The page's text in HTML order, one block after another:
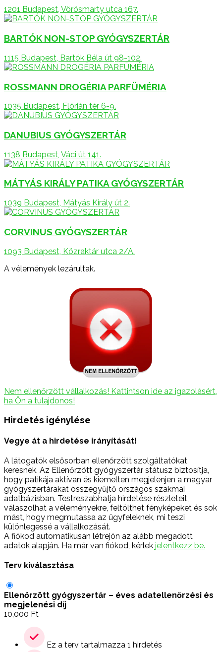
1201 Budapest, Vörösmarty utca 167.
BARTÓK NON-STOP GYÓGYSZERTÁR
1115 Budapest, Bartók Béla út 98-102.
ROSSMANN DROGÉRIA PARFÜMÉRIA
1035 Budapest, Flórián tér 6-9.
DANUBIUS GYÓGYSZERTÁR
1138 Budapest, Váci út 141.
MÁTYÁS KIRÁLY PATIKA GYÓGYSZERTÁR
1039 Budapest, Mátyás Király út 2.
CORVINUS GYÓGYSZERTÁR
1093 Budapest, Közraktár utca 2/A.
A vélemények lezárultak.
Nem ellenőrzött vállalkozás! Kattintson ide az igazolásért,
ha Ön a tulajdonos!
Hirdetés igénylése
Vegye át a hirdetése irányítását!
A látogatók elsősorban ellenőrzött szolgáltatókat
keresnek. Az Ellenőrzött gyógyszertár státusz biztosítja,
hogy patikája aktívan és kiemelten megjelenjen a magyar
gyógyszertárakat összegyűjtő országos szakmai
adatbázisban. Testreszabhatja hirdetése részleteit,
válaszolhat a véleményekre, feltölthet fényképeket és sok
mást, hogy megmutassa az ügyfeleknek, mi teszi
különlegessé a vállalkozását.
A fiókod automatikusan létrejön az alább megadott
adatok alapján. Ha már van fiókod, kérlek jelentkezz be.
Terv kiválasztása
Ellenőrzött gyógyszertár – éves adatellenőrzési és
megjelenési díj
10,000 Ft
Ez a terv tartalmazza 1 hirdetés